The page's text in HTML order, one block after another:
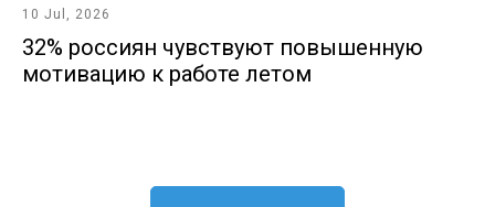
10 Jul, 2026
32% россиян чувствуют повышенную
мотивацию к работе летом